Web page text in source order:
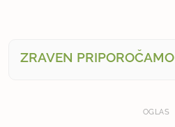
ZRAVEN PRIPOROČAMO
OGLAS